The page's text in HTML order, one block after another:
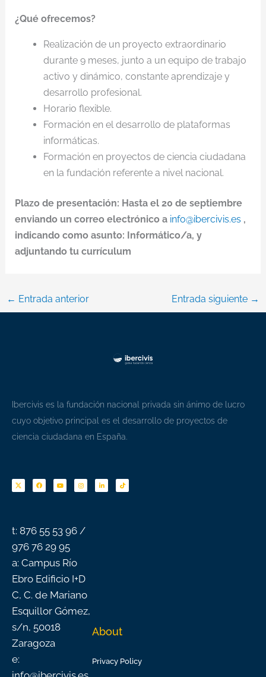
¿Qué ofrecemos?
Realización de un proyecto extraordinario
durante 9 meses, junto a un equipo de trabajo
activo y dinámico, constante aprendizaje y
desarrollo profesional.
Horario flexible.
Formación en el desarrollo de plataformas
informáticas.
Formación en proyectos de ciencia ciudadana
en la fundación referente a nivel nacional.
Plazo de presentación: Hasta el 20 de septiembre
enviando un correo electrónico a info@ibercivis.es ,
indicando como asunto: Informático/a, y
adjuntando tu currículum
← Entrada anterior Entrada siguiente →
Ibercivis es la fundación nacional privada sin ánimo de lucro
cuyo objetivo principal es el desarrollo de proyectos de
ciencia ciudadana en España.
c
e
b
u
t
u
s
t
a
n
k
e
k
t
o
t: 876 55 53 96 /
976 76 29 95
a: Campus Río
Ebro Edificio I+D
C, C. de Mariano
Esquillor Gómez,
s/n, 50018
Zaragoza
e:
About
Privacy Policy